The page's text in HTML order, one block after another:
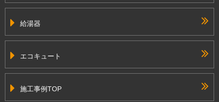
給湯器
エコキュート
施工事例TOP